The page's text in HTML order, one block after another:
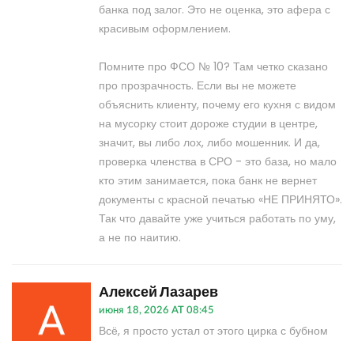
банка под залог. Это не оценка, это афера с
красивым оформлением.
Помните про ФСО № 10? Там четко сказано
про прозрачность. Если вы не можете
объяснить клиенту, почему его кухня с видом
на мусорку стоит дороже студии в центре,
значит, вы либо лох, либо мошенник. И да,
проверка членства в СРО - это база, но мало
кто этим занимается, пока банк не вернет
документы с красной печатью «НЕ ПРИНЯТО».
Так что давайте уже учиться работать по уму,
а не по наитию.
Алексей Лазарев
июня 18, 2026 AT 08:45
Всё, я просто устал от этого цирка с бубном